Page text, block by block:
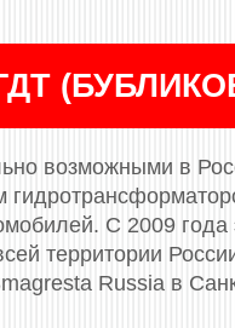
возможными в
С 2009
территории
Russia в